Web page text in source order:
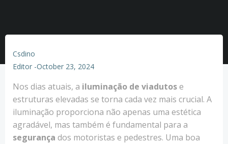
Csdino
Editor -October 23, 2024
Nos dias atuais, a iluminação de viadutose
estruturas elevadas se torna cada vez mais crucial. A
iluminação proporciona não apenas uma estética
agradável, mas também é fundamental para a
segurança dos motoristas e pedestres. Uma boa